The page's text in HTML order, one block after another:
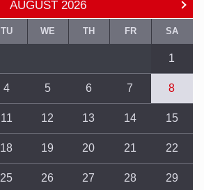
AUGUST 2026
TU WE TH FR SA
1
4 5 6 7 8
11 12 13 14 15
18 19 20 21 22
25 26 27 28 29